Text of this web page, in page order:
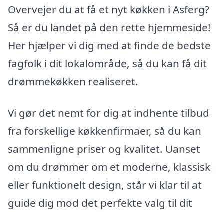
Overvejer du at få et nyt køkken i Asferg?
Så er du landet på den rette hjemmeside!
Her hjælper vi dig med at finde de bedste
fagfolk i dit lokalområde, så du kan få dit
drømmekøkken realiseret.
Vi gør det nemt for dig at indhente tilbud
fra forskellige køkkenfirmaer, så du kan
sammenligne priser og kvalitet. Uanset
om du drømmer om et moderne, klassisk
eller funktionelt design, står vi klar til at
guide dig mod det perfekte valg til dit